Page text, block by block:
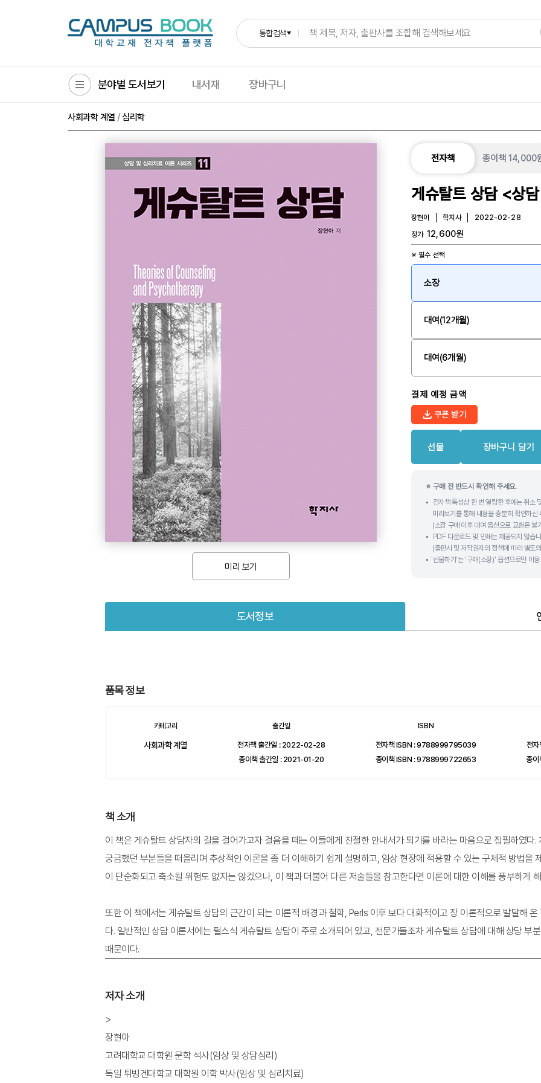
통합검색
분야별 도서보기 내서재 장바구니
사회과학 계열 /심리학
미리 보기
전자책 종이책14,000
게슈탈트 상담 <상
11>
장현아 학지사
2022-02-28
정가 12,600원
※ 필수 선택
소장
대여(12개월)
대여(6개월)
결제 예정 금액
쿠폰 받기
선물 장바구니 담기
※ 구매 전 반드시 확인해 주세요.
전자책 특성상 한 번 열람한 후에는 취소
미리보기를 통해 내용을 충분히 확인하신
(소장 구매 이후 대여 옵션으로 교환은 불
PDF 다운로드 및 인쇄는 제공되지 않습
(출판사 및 저작권자의 정책에 따라 별도
'선물하기'는 '구매(소장)' 옵션으로만 이
도서정보
품목 정보
카테고리
사회과학 계열
출간일
전자책 출간일 : 2022-02-28
종이책 출간일 : 2021-01-20
ISBN
전자책 ISBN : 9788999795039
종이책 ISBN : 9788999722653
전
종이
책 소개
이 책은 게슈탈트 상담자의 길을 걸어가고자 걸음을 떼는 이들에게 친절한 안내서가 되기를 바라는 마음으로 집필하였다
궁금했던 부분들을 떠올리며 추상적인 이론을 좀 더 이해하기 쉽게 설명하고, 임상 현장에 적용할 수 있는 구체적 방법을
이 단순화되고 축소될 위험도 없지는 않겠으나, 이 책과 더불어 다른 저술들을 참고한다면 이론에 대한 이해를 풍부하게
또한 이 책에서는 게슈탈트 상담의 근간이 되는 이론적 배경과 철학, Perls 이후 보다 대화적이고 장 이론적으로 발달해
다. 일반적인 상담 이론서에는 펄스식 게슈탈트 상담이 주로 소개되어 있고, 전문가들조차 게슈탈트 상담에 대해 상당 부
저자 소개
>
장현아
고려대학교 대학원 문학 석사(임상 및 상담심리)
독일 튀빙겐대학교 대학원 이학 박사(임상 및 심리치료)